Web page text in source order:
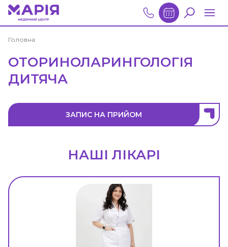
Головна
ОТОРИНОЛАРИНГОЛОГІЯ
ДИТЯЧА
ЗАПИС НА ПРИЙОМ
НАШІ ЛІКАРІ